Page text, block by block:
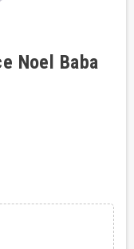
Noel Baba